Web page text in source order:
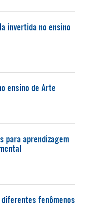
invertida no ensino
ensino de Arte
para aprendizagem
fenômenos